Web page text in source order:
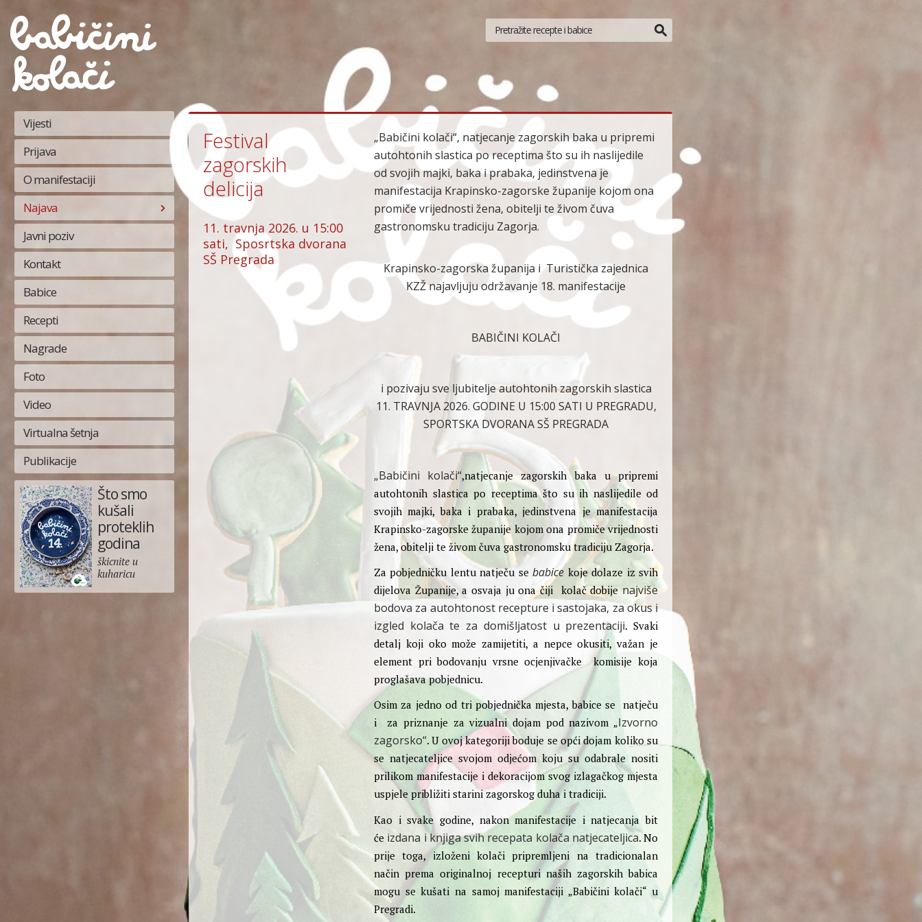
Vijesti
Prijava
O manifestaciji
Najava
Javni poziv
Kontakt
Babice
Recepti
Nagrade
Foto
Video
Virtualna šetnja
Publikacije
Što smo
kušali
proteklih
godina
škicnite u
kuharicu
Festival
zagorskih
delicija
11. travnja 2026. u 15:00
sati, Sposrtska dvorana
SŠ Pregrada
„Babičini kolači“, natjecanje zagorskih baka u pripremi
autohtonih slastica po receptima što su ih naslijedile
od svojih majki, baka i prabaka, jedinstvena je
manifestacija Krapinsko-zagorske županije kojom ona
promiče vrijednosti žena, obitelji te živom čuva
gastronomsku tradiciju Zagorja.
Krapinsko-zagorska županija i Turistička zajednica
KZŽ najavljuju održavanje 18. manifestacije
BABIČINI KOLAČI
i pozivaju sve ljubitelje autohtonih zagorskih slastica
11. TRAVNJA 2026. GODINE U 15:00 SATI U PREGRADU,
SPORTSKA DVORANA SŠ PREGRADA
„Babičini kolači“,natjecanje zagorskih baka u pripremi
autohtonih slastica po receptima što su ih naslijedile od
svojih majki, baka i prabaka, jedinstvena je manifestacija
Krapinsko-zagorske županije kojom ona promiče vrijednosti
žena, obitelji te živom čuva gastronomsku tradiciju Zagorja.
Za pobjedničku lentu natječu sebabice koje dolaze iz svih
dijelova Županije, a osvaja ju ona čiji kolač dobijenajviše
bodova za autohtonost recepture i sastojaka, za okus i
izgled kolača te za domišljatost u prezentaciji. Svaki
detalj koji oko može zamijetiti, a nepce okusiti, važan je
element pri bodovanju vrsne ocjenjivačke komisije koja
proglašava pobjednicu.
Osim za jedno od tri pobjednička mjesta, babice se natječu
i za priznanje za vizualni dojam pod nazivom „Izvorno
zagorsko“. U ovoj kategoriji boduje se opći dojam koliko su
se natjecateljice svojom odjećom koju su odabrale nositi
prilikom manifestacije i dekoracijom svog izlagačkog mjesta
uspjele približiti starini zagorskog duha i tradiciji.
Kao i svake godine, nakon manifestacije i natjecanja bit
će izdana i knjiga svih recepata kolača natjecateljica. No
prije toga, izloženi kolači pripremljeni na tradicionalan
način prema originalnoj recepturi naših zagorskih babica
mogu se kušati na samoj manifestaciji „Babičini kolači“ u
Pregradi.